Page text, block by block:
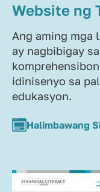
Website ng
Ang aming mga
ay nagbibigay
idinisenyo sa
edukasyon.
Halimbawang